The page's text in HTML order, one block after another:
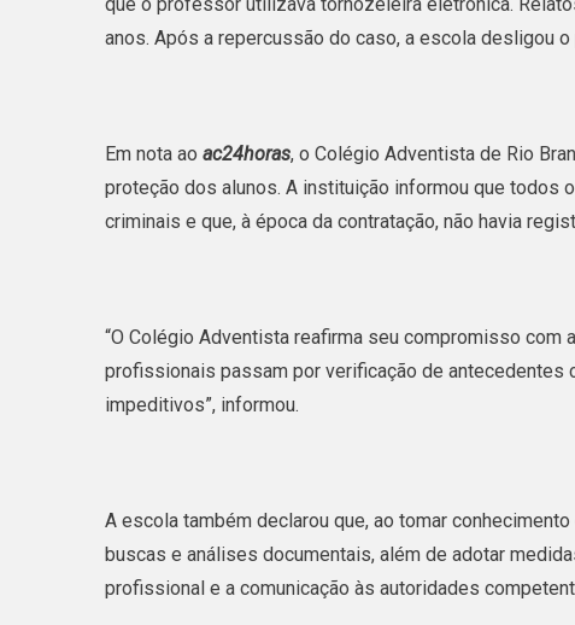
anos. Após a repercussão do caso, a escola desligou
Em nota ao ac24horas, o Colégio Adventista de Rio
proteção dos alunos. A instituição informou que
criminais e que, à época da contratação, não havia
“O Colégio Adventista reafirma seu compromisso com
profissionais passam por verificação de antecedentes
impeditivos”, informou.
A escola também declarou que, ao tomar
buscas e análises documentais, além de adotar
profissional e a comunicação às autoridades